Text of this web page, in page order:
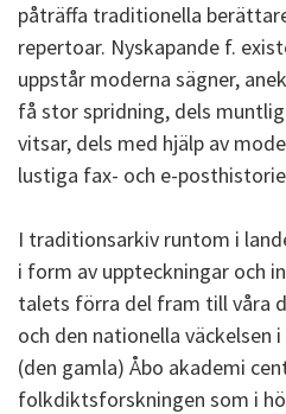
påträffa traditionella
repertoar. Nyskapande f.
uppstår moderna sägner,
få stor spridning, dels
vitsar, dels med hjälp av
lustiga fax- och e-
I traditionsarkiv runtom i
i form av uppteckningar och
talets förra del fram till våra
och den nationella väckelsen
(den gamla) Åbo akademi
folkdiktsforskningen som i